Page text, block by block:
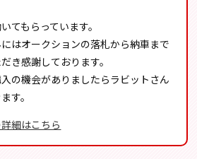
てもらっています。
はオークションの落札から納車まで
き感謝しております。
の機会がありましたらラビットさん
す。
細はこちら